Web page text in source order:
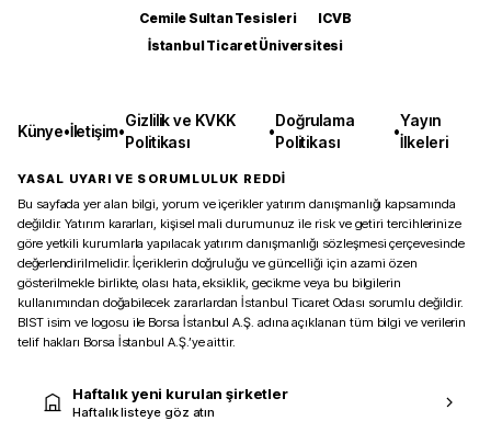
Cemile Sultan Tesisleri
ICVB
İstanbul Ticaret Üniversitesi
Künye•İletişim•
Gizlilik ve KVKK
Politikası
•
Doğrulama
Politikası
•
Yayın
İlkeleri
YASAL UYARI VE SORUMLULUK REDDİ
Bu sayfada yer alan bilgi, yorum ve içerikler yatırım danışmanlığı kapsamında
değildir. Yatırım kararları, kişisel mali durumunuz ile risk ve getiri tercihlerinize
göre yetkili kurumlarla yapılacak yatırım danışmanlığı sözleşmesi çerçevesinde
değerlendirilmelidir. İçeriklerin doğruluğu ve güncelliği için azami özen
gösterilmekle birlikte, olası hata, eksiklik, gecikme veya bu bilgilerin
kullanımından doğabilecek zararlardan İstanbul Ticaret Odası sorumlu değildir.
BIST isim ve logosu ile Borsa İstanbul A.Ş. adına açıklanan tüm bilgi ve verilerin
telif hakları Borsa İstanbul A.Ş.’ye aittir.
Haftalık yeni kurulan şirketler
Haftalık listeye göz atın